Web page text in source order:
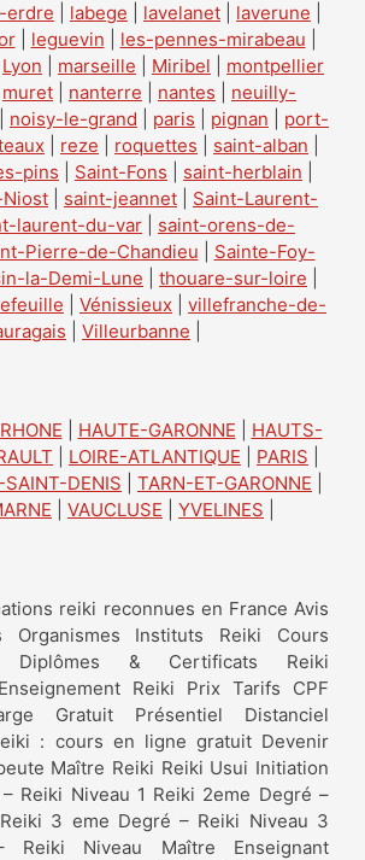
erdre
labege lavelanet laverune
| leguevin les-pennes-mirabeau
Lyon marseille Miribel
montpellier
muret nanterre nantes
neuilly-
noisy-le-grand paris pignan
port-
reze roquettes saint-alban
pins
Saint-Fons saint-herblain
saint-jeannet
Saint-Laurent-
laurent-du-var
saint-orens-de-
Pierre-de-Chandieu
Sainte-Foy-
la-Demi-Lune thouare-sur-loire
Vénissieux
villefranche-de-
Villeurbanne
HAUTE-GARONNE
HAUTS-
LOIRE-ATLANTIQUE PARIS
SAINT-DENIS TARN-ET-GARONNE
VAUCLUSE YVELINES
reiki reconnues en France Avis
Organismes Instituts Reiki Cours
Diplômes & Certificats Reiki
Reiki Prix Tarifs CPF
Gratuit Présentiel Distanciel
: cours en ligne gratuit Devenir
Maître Reiki Reiki Usui Initiation
Reiki Niveau 1 Reiki 2eme Degré –
3 eme Degré – Reiki Niveau 3
Reiki Niveau Maître Enseignant